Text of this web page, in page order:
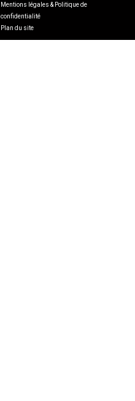
Mentions légales & Politique de
confidentialité
Plan du site